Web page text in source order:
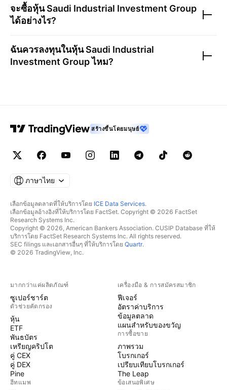
จะซื้อหุ้นSaudi Industrial Investment Group
ได้อย่างไร?
ฉันควรลงทุนในหุ้นSaudi Industrial
Investment Groupไหม?
สร้างขึ้นโดยมนุษย์
ภาษาไทย
เลือกข้อมูลตลาดที่ให้บริการโดย ICE Data Services.
เลือกข้อมูลอ้างอิงที่ให้บริการโดย FactSet. Copyright © 2026 FactSet
Research Systems Inc.
Copyright © 2026, American Bankers Association. CUSIP Database ที่ให้
บริการโดย FactSet Research Systems Inc. All rights reserved.
SEC filings และเอกสารอื่นๆ ที่ให้บริการโดย Quartr.
© 2026 TradingView, Inc.
มากกว่าแค่ผลิตภัณฑ์
ซูเปอร์ชาร์ต
ตัวช่วยคัดกรอง
หุ้น
ETF
พันธบัตร
เหรียญคริปโต
คู่ CEX
คู่ DEX
Pine
ฮีทแมพ
เครื่องมือ & การสมัครสมาชิก
ฟีเจอร์
อัตราค่าบริการ
ข้อมูลตลาด
แผนสำหรับของขวัญ
การซื้อขาย
ภาพรวม
โบรกเกอร์
เปรียบเทียบโบรกเกอร์
The Leap
ข้อเสนอพิเศษ